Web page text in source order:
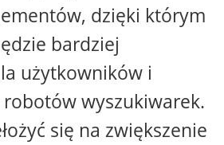
dzięki którym
bardziej
użytkowników i
robotów wyszukiwarek.
się na zwiększenie